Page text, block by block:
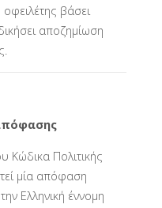
βάσει
αποζημίωση
Κώδικα Πολιτικής
μία απόφαση
Ελληνική έννομη